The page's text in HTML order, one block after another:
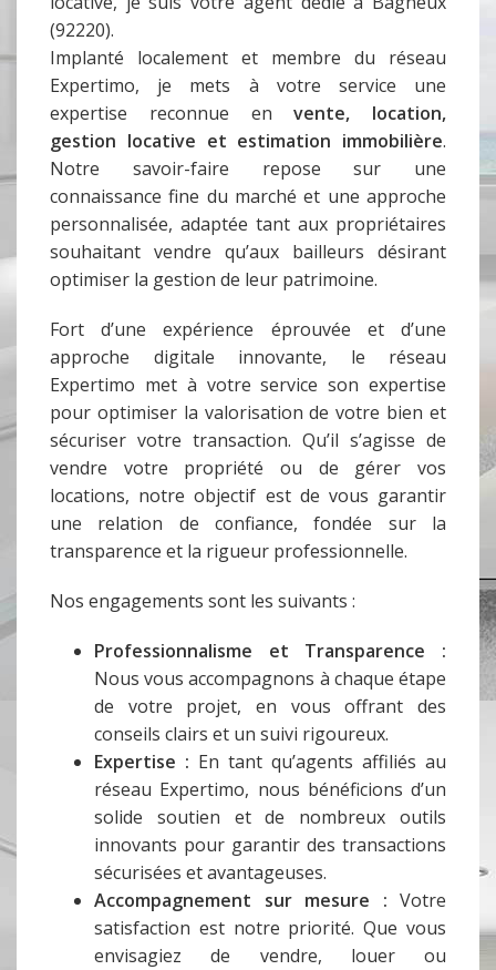
(92220).
Implanté localement et membre du réseau
Expertimo, je mets à votre service une
expertise reconnue envente, location,
gestion locative et estimation immobilière.
Notre savoir-faire repose sur une
connaissance fine du marché et une approche
personnalisée, adaptée tant aux propriétaires
souhaitant vendre qu’aux bailleurs désirant
optimiser la gestion de leur patrimoine.
Fort d’une expérience éprouvée et d’une
approche digitale innovante, le réseau
Expertimo met à votre service son expertise
pour optimiser la valorisation de votre bien et
sécuriser votre transaction. Qu’il s’agisse de
vendre votre propriété ou de gérer vos
locations, notre objectif est de vous garantir
une relation de confiance, fondée sur la
transparence et la rigueur professionnelle.
Nos engagements sont les suivants :
Professionnalisme et Transparence :
Nous vous accompagnons à chaque étape
de votre projet, en vous offrant des
conseils clairs et un suivi rigoureux.
Expertise : En tant qu’agents affiliés au
réseau Expertimo, nous bénéficions d’un
solide soutien et de nombreux outils
innovants pour garantir des transactions
sécurisées et avantageuses.
Accompagnement sur mesure : Votre
satisfaction est notre priorité. Que vous
envisagiez de vendre, louer ou